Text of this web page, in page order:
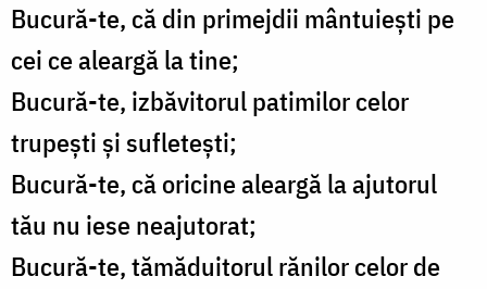
Bucură-te, că din primejdii mântuiești pe
cei ce aleargă la tine;
Bucură-te, izbăvitorul patimilor celor
trupești și sufletești;
Bucură-te, că oricine aleargă la ajutorul
tău nu iese neajutorat;
Bucură-te, tămăduitorul rănilor celor de